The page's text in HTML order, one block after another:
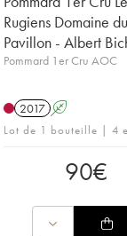
Rugiens Domaine du
Pavillon - Albert
Pommard 1er Cru AOC
2017 A
Lot de 1 bouteille | 4
90€